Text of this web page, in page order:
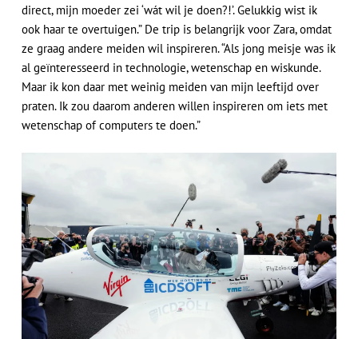
direct, mijn moeder zei ‘wát wil je doen?!’. Gelukkig wist ik
ook haar te overtuigen.” De trip is belangrijk voor Zara, omdat
ze graag andere meiden wil inspireren. “Als jong meisje was ik
al geïnteresseerd in technologie, wetenschap en wiskunde.
Maar ik kon daar met weinig meiden van mijn leeftijd over
praten. Ik zou daarom anderen willen inspireren om iets met
wetenschap of computers te doen.”